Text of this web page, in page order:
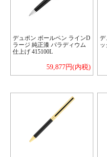
デュポン ボールペン ラインD
ラージ 純正漆 パラディウム
仕上げ 415100L
59,877円(内税)
デ